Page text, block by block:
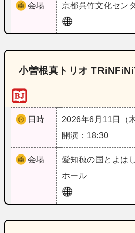
会場 京都呉竹文化セン
小曽根真トリオ
日時
2026年6月11日（木
開演：18:30
会場 愛知穂の国とよは
ホール